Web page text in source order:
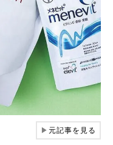
▶元記事を見る